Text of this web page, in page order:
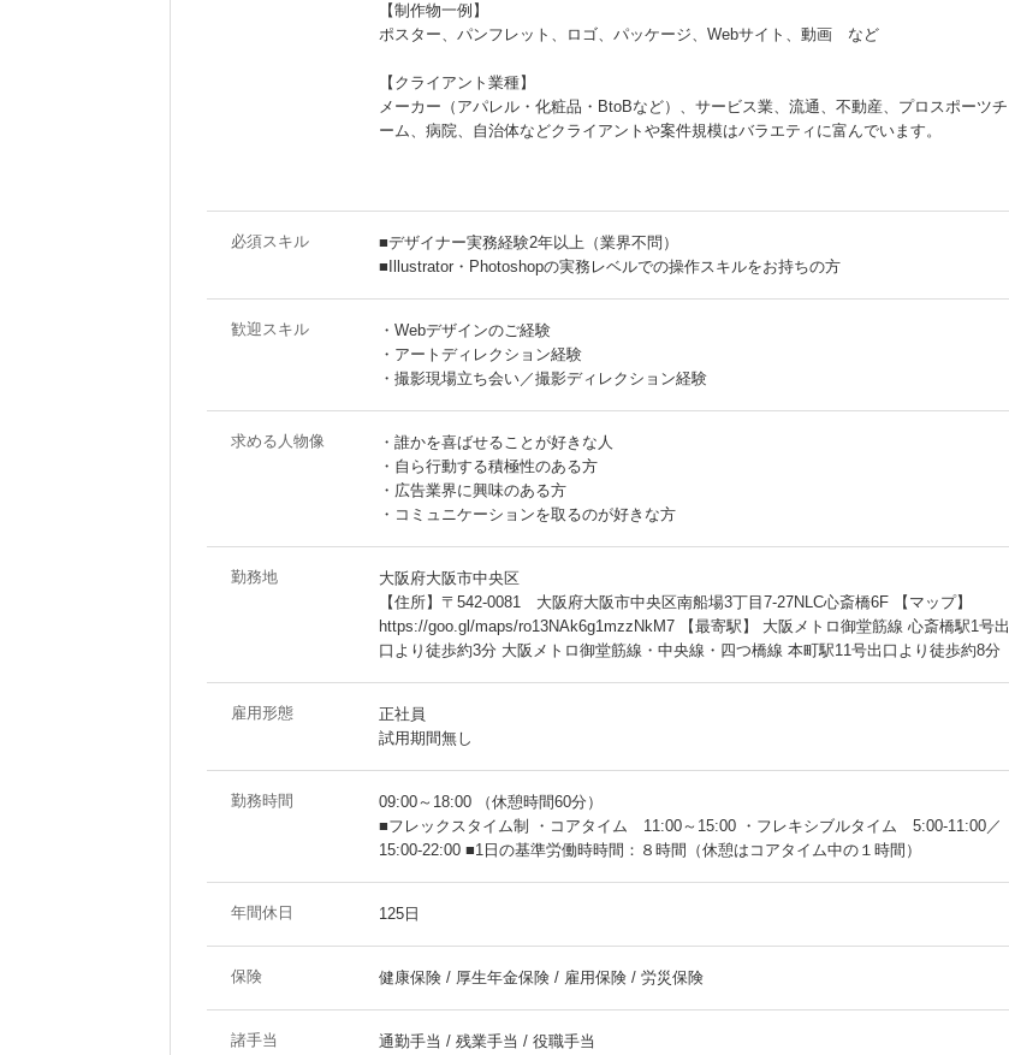
【制作物一例】
ポスター、パンフレット、ロゴ、パッケージ、Webサイト、動画 など
【クライアント業種】
メーカー（アパレル・化粧品・BtoBなど）、サービス業、流通、不動産、プロスポーツチ
ーム、病院、自治体などクライアントや案件規模はバラエティに富んでいます。
必須スキル
■デザイナー実務経験2年以上（業界不問）
■Illustrator・Photoshopの実務レベルでの操作スキルをお持ちの方
歓迎スキル
・Webデザインのご経験
・アートディレクション経験
・撮影現場立ち会い／撮影ディレクション経験
求める人物像
・誰かを喜ばせることが好きな人
・自ら行動する積極性のある方
・広告業界に興味のある方
・コミュニケーションを取るのが好きな方
勤務地
大阪府大阪市中央区
【住所】〒542-0081 大阪府大阪市中央区南船場3丁目7-27NLC心斎橋6F 【マップ】
https://goo.gl/maps/ro13NAk6g1mzzNkM7 【最寄駅】 大阪メトロ御堂筋線 心斎橋駅1号出
口より徒歩約3分 大阪メトロ御堂筋線・中央線・四つ橋線 本町駅11号出口より徒歩約8分
雇用形態
正社員
試用期間無し
勤務時間
09:00～18:00 （休憩時間60分）
■フレックスタイム制 ・コアタイム 11:00～15:00 ・フレキシブルタイム 5:00-11:00／
15:00-22:00 ■1日の基準労働時時間：８時間（休憩はコアタイム中の１時間）
年間休日 125日
保険 健康保険 / 厚生年金保険 / 雇用保険 / 労災保険
諸手当
通勤手当 / 残業手当 / 役職手当